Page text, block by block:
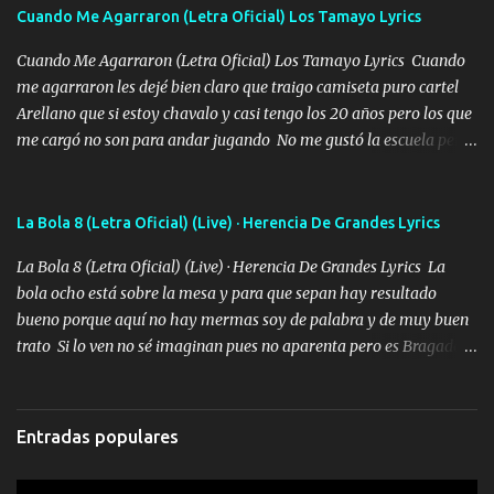
adoro
Cuando Me Agarraron (Letra Oficial) Los Tamayo Lyrics
Cuando Me Agarraron (Letra Oficial) Los Tamayo Lyrics Cuando
me agarraron les dejé bien claro que traigo camiseta puro cartel
Arellano que si estoy chavalo y casi tengo los 20 años pero los que
me cargó no son para andar jugando No me gustó la escuela pero
firme el legado que si como me llamó varios ya se han preguntado
fajado y mi R terciado me van a ver allá por TJ para un licenciado
mando un abrazo andamos al cien Choritas también Música
Ando en la colonia bien acelerado traigo un M2 que nunca me ha
fallado para mi compadre mandó un fuerte abrazo también al
tomando con mujeres hermosas y botellas destapando siempre
bien cuidado bien atrabancado y a los que me conocen ya saben de
La Bola 8 (Letra Oficial) (Live) · Herencia De Grandes Lyrics
La Bola 8 (Letra Oficial) (Live) · Herencia De Grandes Lyrics La
bola ocho está sobre la mesa y para que sepan hay resultado
bueno porque aquí no hay mermas soy de palabra y de muy buen
trato Si lo ven no sé imaginan pues no aparenta pero es Bragado a
lo primero que cualquier cosa es un gran regalo Siempre me van a
ver solo más no ando solo ai ta el aparato con cargador extendido
para lucirlo yo aquí lo calmo Y mis collares me dan protección me
Entradas populares